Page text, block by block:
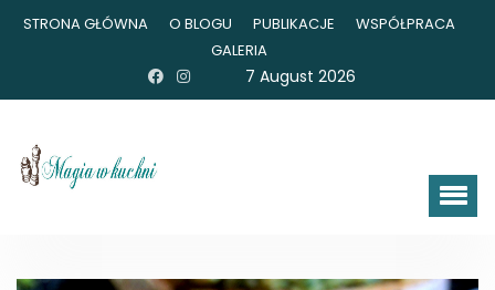
STRONA GŁÓWNA O BLOGU PUBLIKACJE
WSPÓŁPRACA
GALERIA
7 August 2026